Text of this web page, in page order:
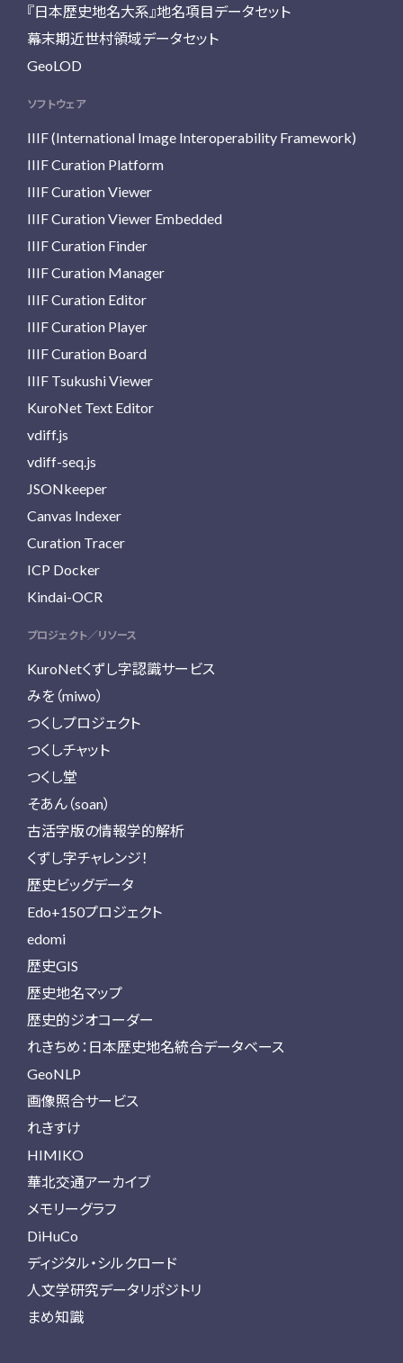
『日本歴史地名大系』地名項目データセット
幕末期近世村領域データセット
GeoLOD
ソフトウェア
IIIF (International Image Interoperability Framework)
IIIF Curation Platform
IIIF Curation Viewer
IIIF Curation Viewer Embedded
IIIF Curation Finder
IIIF Curation Manager
IIIF Curation Editor
IIIF Curation Player
IIIF Curation Board
IIIF Tsukushi Viewer
KuroNet Text Editor
vdiff.js
vdiff-seq.js
JSONkeeper
Canvas Indexer
Curation Tracer
ICP Docker
Kindai-OCR
プロジェクト／リソース
KuroNetくずし字認識サービス
みを（miwo）
つくしプロジェクト
つくしチャット
つくし堂
そあん（soan）
古活字版の情報学的解析
くずし字チャレンジ！
歴史ビッグデータ
Edo+150プロジェクト
edomi
歴史GIS
歴史地名マップ
歴史的ジオコーダー
れきちめ：日本歴史地名統合データベース
GeoNLP
画像照合サービス
れきすけ
HIMIKO
華北交通アーカイブ
メモリーグラフ
DiHuCo
ディジタル・シルクロード
人文学研究データリポジトリ
まめ知識